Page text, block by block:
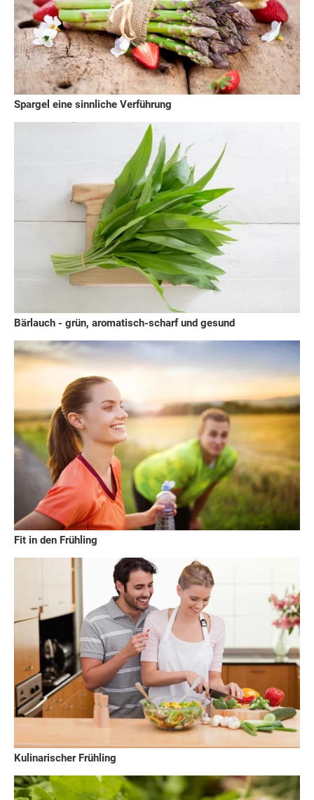
Spargel eine sinnliche Verführung
Bärlauch - grün, aromatisch-scharf und gesund
Fit in den Frühling
Kulinarischer Frühling